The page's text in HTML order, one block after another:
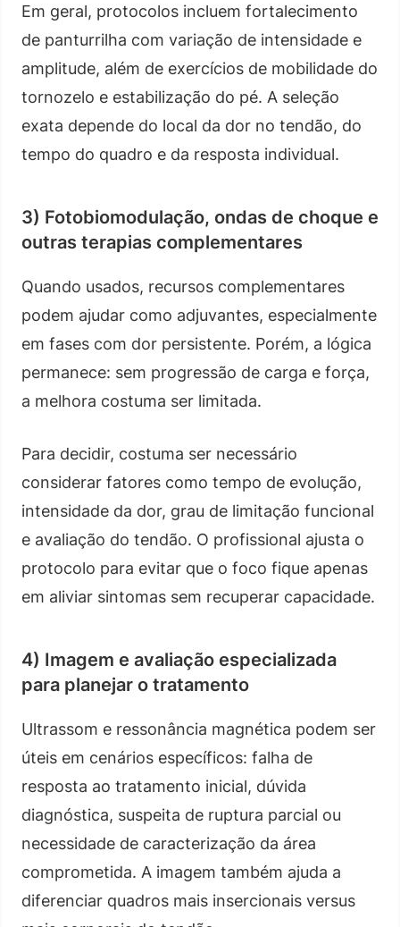
Em geral, protocolos incluem fortalecimento
de panturrilha com variação de intensidade e
amplitude, além de exercícios de mobilidade do
tornozelo e estabilização do pé. A seleção
exata depende do local da dor no tendão, do
tempo do quadro e da resposta individual.
3) Fotobiomodulação, ondas de choque e
outras terapias complementares
Quando usados, recursos complementares
podem ajudar como adjuvantes, especialmente
em fases com dor persistente. Porém, a lógica
permanece: sem progressão de carga e força,
a melhora costuma ser limitada.
Para decidir, costuma ser necessário
considerar fatores como tempo de evolução,
intensidade da dor, grau de limitação funcional
e avaliação do tendão. O profissional ajusta o
protocolo para evitar que o foco fique apenas
em aliviar sintomas sem recuperar capacidade.
4) Imagem e avaliação especializada
para planejar o tratamento
Ultrassom e ressonância magnética podem ser
úteis em cenários específicos: falha de
resposta ao tratamento inicial, dúvida
diagnóstica, suspeita de ruptura parcial ou
necessidade de caracterização da área
comprometida. A imagem também ajuda a
diferenciar quadros mais insercionais versus